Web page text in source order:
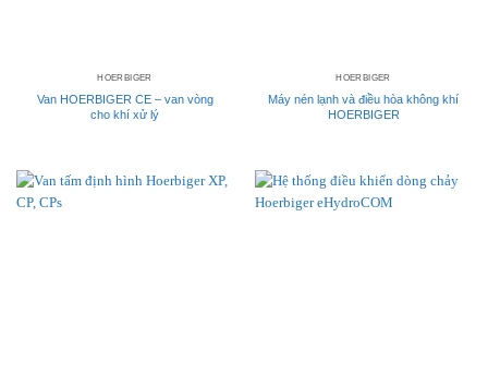
HOERBIGER
Van HOERBIGER CE – van vòng
cho khí xử lý
HOERBIGER
Máy nén lạnh và điều hòa không khí
HOERBIGER